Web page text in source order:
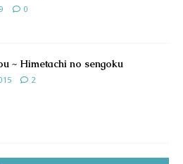
0
~ Himetachi no sengoku
2